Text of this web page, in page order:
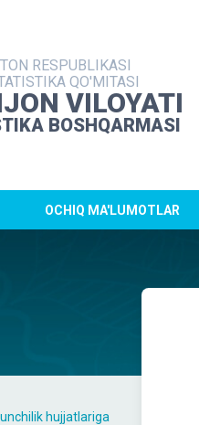
RESPUBLIKASI
QO'MITASI
VILOYATI
BOSHQARMASI
OCHIQ MA'LUMOTLAR
hujjatlariga